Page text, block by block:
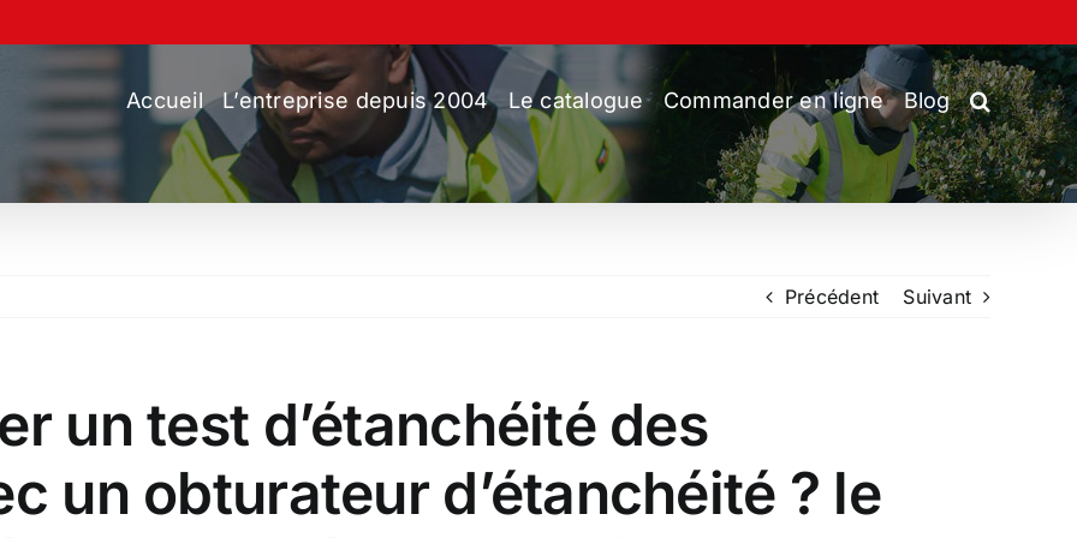
Accueil L’entreprise depuis 2004 Le catalogue Commander en ligne Blog
Précédent Suivant
un test d’étanchéité des
un obturateur d’étanchéité ? le